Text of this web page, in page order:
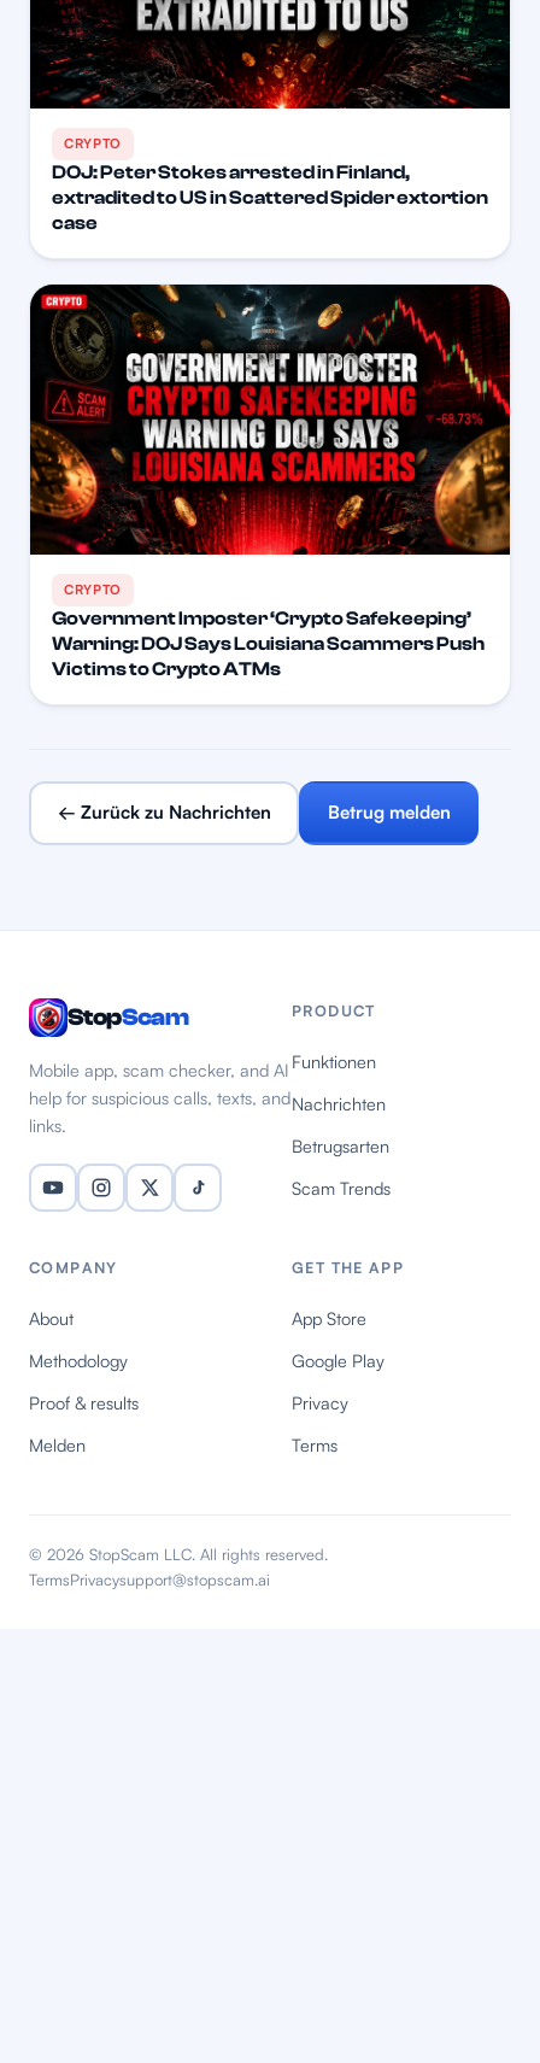
CRYPTO
DOJ: Peter Stokes arrested in Finland,
extradited to US in Scattered Spider extortion
case
CRYPTO
Government Imposter ‘Crypto Safekeeping’
Warning: DOJ Says Louisiana Scammers Push
Victims to Crypto ATMs
← Zurück zu Nachrichten Betrug melden
StopScam
Mobile app, scam checker, and AI
help for suspicious calls, texts, and
links.
PRODUCT
Funktionen
Nachrichten
Betrugsarten
Scam Trends
COMPANY
About
Methodology
Proof & results
Melden
GET THE APP
App Store
Google Play
Privacy
Terms
© 2026 StopScam LLC. All rights reserved.
TermsPrivacysupport@stopscam.ai